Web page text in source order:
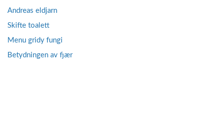
Andreas eldjarn
Skifte toalett
Menu gridy fungi
Betydningen av fjær